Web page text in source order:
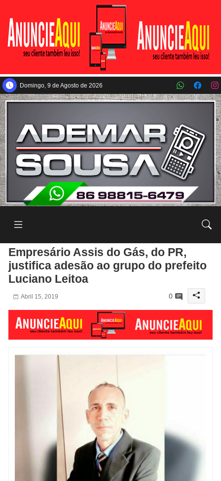
Pular para o conteúdo principal
Domingo, 9 de Agosto de 2026
Empresário Assis do Gás, do PR,
justifica adesão ao grupo do prefeito
Luciano Leitoa
Abril 15, 2019 0